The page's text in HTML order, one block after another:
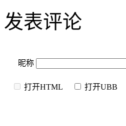
发表评论
昵称
打开HTML 打开UBB